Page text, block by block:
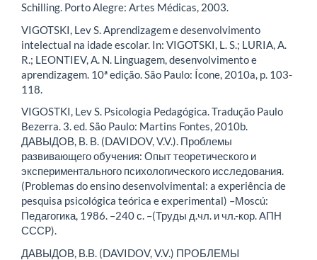
Schilling. Porto Alegre: Artes Médicas, 2003.
VIGOTSKI, Lev S. Aprendizagem e desenvolvimento
intelectual na idade escolar. In: VIGOTSKI, L. S.; LURIA, A.
R.; LEONTIEV, A. N. Linguagem, desenvolvimento e
aprendizagem. 10ª edição. São Paulo: Ícone, 2010a, p. 103-
118.
VIGOSTKI, Lev S. Psicologia Pedagógica. Tradução Paulo
Bezerra. 3. ed. São Paulo: Martins Fontes, 2010b.
ДАВЫДОВ, В. В. (DAVIDOV, V.V.). Проблемы
развивающего обучения: Опыт теоретического и
экспериментального психологического исследования.
(Problemas do ensino desenvolvimental: a experiência de
pesquisa psicológica teórica e experimental) –Мoscú:
Педагогика, 1986. –240 с. –(Труды д.чл. и чл.-кор. АПН
СССP).
ДАВЫДОВ, В.В. (DAVIDOV, V.V.) ПРОБЛЕМЫ